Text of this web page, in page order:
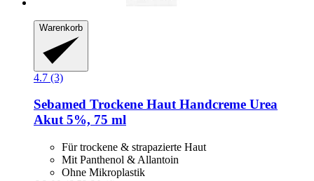
Warenkorb
4.7 (3)
Sebamed Trockene Haut Handcreme Urea
Akut 5%, 75 ml
Für trockene & strapazierte Haut
Mit Panthenol & Allantoin
Ohne Mikroplastik